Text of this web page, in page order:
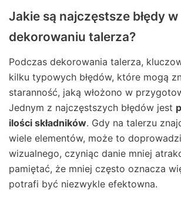
Jakie są najczęstsze błędy w
dekorowaniu talerza?
Podczas dekorowania talerza,
kilku typowych błędów, które mogą
staranność, jaką włożono w
Jednym z najczęstszych błędów jest
ilości składników. Gdy na talerzu
wiele elementów, może to
wizualnego, czyniąc danie mniej
pamiętać, że mniej często oznacza
potrafi być niezwykle efektowna.